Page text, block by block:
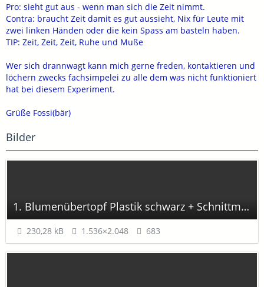
Pro: sieht gut aus - wenn man sich die Zeit nimmt.
Contra: braucht Zeit damit es gut aussieht, Nix für Leute mit
zwei linken Händen oder die kein Spass am basteln haben.
TIP: Zeit, Zeit, Zeit, Ruhe und Muße
Wer sich drannwagt kann mich gerne freden, kontaktieren und
löchern zwecks fachsimpelei zu alle dem was nicht funktioniert
hat bei diesem Experiment.
Grüße Fossi(bär)
Bilder
1. Blumenübertopf Plastik schwarz + Schnittmuster.jpg
230,28 kB 1.536×2.048 683